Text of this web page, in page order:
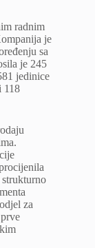
radnim
je
sa
je 245
jedinice
118
za